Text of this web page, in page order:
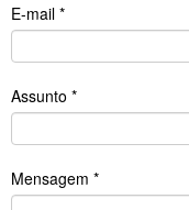
E-mail *
Assunto *
Mensagem *